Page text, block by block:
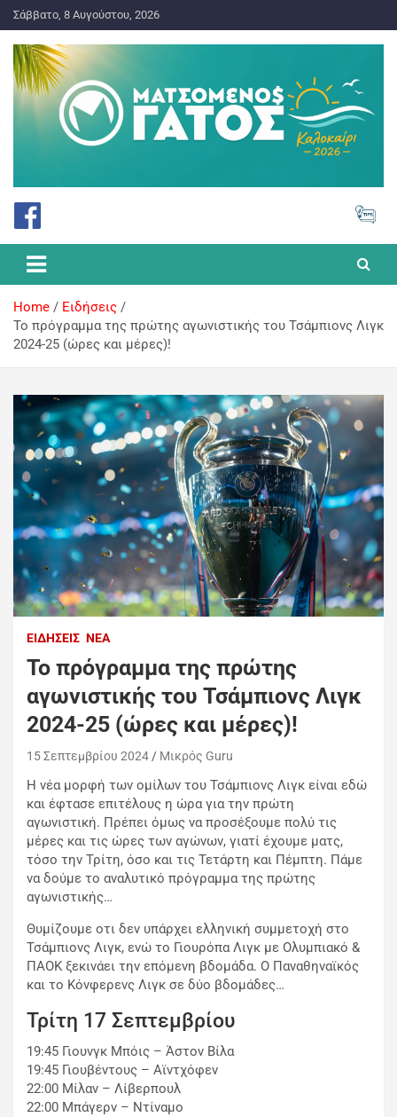
Σάββατο, 8 Αυγούστου, 2026
Ματσωμένος Γάτος – Όλα για
το Στοίχημα
Home
Ειδήσεις
Το πρόγραμμα της πρώτης αγωνιστικής του Τσάμπιονς Λιγκ
2024-25 (ώρες και μέρες)!
ΕΙΔΉΣΕΙΣ ΝΈΑ
Το πρόγραμμα της πρώτης
αγωνιστικής του Τσάμπιονς Λιγκ
2024-25 (ώρες και μέρες)!
15 Σεπτεμβρίου 2024 Mικρός Guru
Η νέα μορφή των ομίλων του Τσάμπιονς Λιγκ είναι εδώ
και έφτασε επιτέλους η ώρα για την πρώτη
αγωνιστική. Πρέπει όμως να προσέξουμε πολύ τις
μέρες και τις ώρες των αγώνων, γιατί έχουμε ματς,
τόσο την Τρίτη, όσο και τις Τετάρτη και Πέμπτη. Πάμε
να δούμε το αναλυτικό πρόγραμμα της πρώτης
αγωνιστικής…
Θυμίζουμε οτι δεν υπάρχει ελληνική συμμετοχή στο
Τσάμπιονς Λιγκ, ενώ το Γιουρόπα Λιγκ με Ολυμπιακό &
ΠΑΟΚ ξεκινάει την επόμενη βδομάδα. Ο Παναθηναϊκός
και το Κόνφερενς Λιγκ σε δύο βδομάδες…
Τρίτη 17 Σεπτεμβρίου
19:45 Γιουνγκ Μπόις – Άστον Βίλα
19:45 Γιουβέντους – Αϊντχόφεν
22:00 Μίλαν – Λίβερπουλ
22:00 Μπάγερν – Ντίναμο